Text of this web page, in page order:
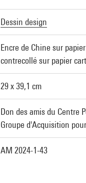
Dessin design
Encre de Chine sur
contrecollé sur papier
29 x 39,1 cm
Don des amis du Centre
Groupe d'Acquisition
AM 2024-1-43